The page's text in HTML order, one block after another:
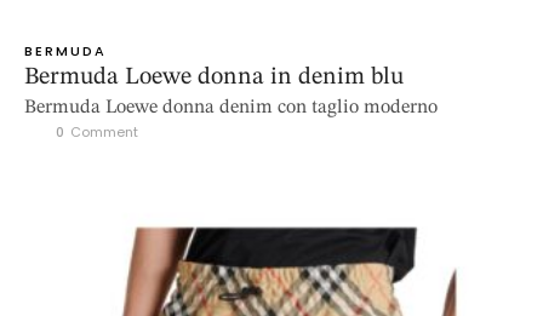
BERMUDA
Bermuda Loewe donna in denim blu
Bermuda Loewe donna denim con taglio moderno
0 Comment